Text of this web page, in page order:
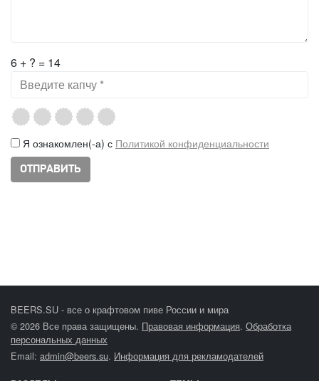
6 + ? = 14
Я ознакомлен(-а) с Политикой конфиденциальности
BEERS.SU - все о крафтовом пиве России и мира
© 2026 Все права защищены. Правовая информация. Обработка
персональных данных
Email: admin@beers.su. Информация для рекламодателей